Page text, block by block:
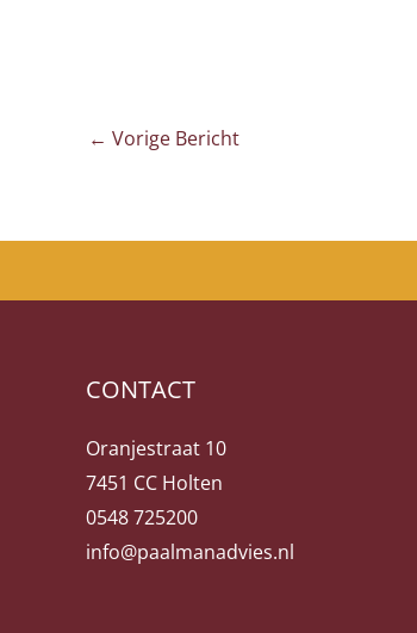
← Vorige Bericht
CONTACT
Oranjestraat 10
7451 CC Holten
0548 725200
info@paalmanadvies.nl